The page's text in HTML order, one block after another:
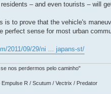
– and even tourists – will
is to prove that the vehicle's
perfect sense for most urban
2011/09/29/ni ... japans-st/
nos perdermos pelo caminho"
R / Scutum / Vectrix / Predator